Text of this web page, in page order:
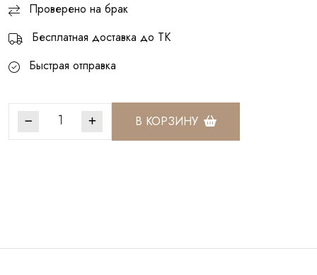
Проверено на брак
Бесплатная доставка до ТК
Быстрая отправка
В КОРЗИНУ